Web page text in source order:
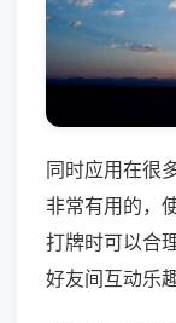
同时应用在很
非常有用的，
打牌时可以合
好友间互动乐趣